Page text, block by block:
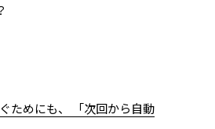
ためにも、 「次回から自動